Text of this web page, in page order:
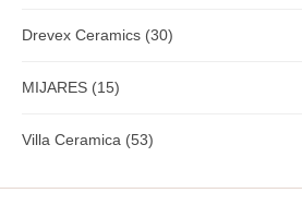
Drevex Ceramics (30)
MIJARES (15)
Villa Ceramica (53)